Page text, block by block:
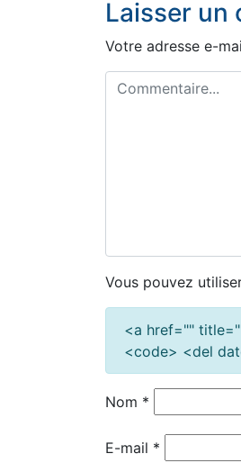
l’article
Laisser un
Votre adresse e-
Vous pouvez
<a href=""
<code> <del
Nom *
E-mail *